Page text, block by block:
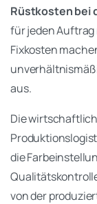
Rüstkosten bei
für jeden
Fixkosten
aus.
Die
die
von der